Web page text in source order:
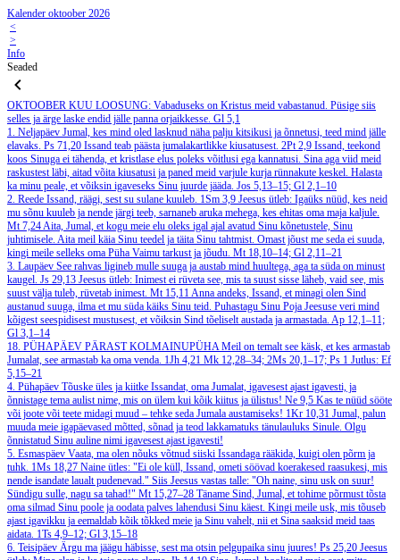
Kalender oktoober 2026
<
>
Info
Seaded
OKTOOBER KUU LOOSUNG: Vabaduseks on Kristus meid vabastanud. Püsige siis
selles ja ärge laske endid jälle panna orjaikkesse. Gl 5,1
1. Neljapäev Jumal, kes mind oled lasknud näha palju kitsikusi ja õnnetusi, teed mind jälle
elavaks. Ps 71,20 Issand teab päästa jumalakartlikke kiusatusest. 2Pt 2,9 Issand, teekond
koos Sinuga ei tähenda, et kristlase elus poleks võitlusi ega kannatusi. Sina aga viid meid
raskustest läbi, aitad võita kiusatusi ja paned meid varjule kurja rünnakute keskel. Halasta
ka minu peale, et võiksin igaveseks Sinu juurde jääda. Jos 5,13–15; Gl 2,1–10
2. Reede Issand, räägi, sest su sulane kuuleb. 1Sm 3,9 Jeesus ütleb: Igaüks nüüd, kes neid
mu sõnu kuuleb ja nende järgi teeb, sarnaneb aruka mehega, kes ehitas oma maja kaljule.
Mt 7,24Aita, Jumal, et kogu meie elu oleks igal ajal avatud Sinu kõnetustele, Sinu
juhtimisele. Aita meil käia Sinu teedel ja täita Sinu tahtmist. Omast jõust me seda ei suuda,
kingi meile selleks oma Püha Vaimu tarkust ja jõudu. Mt 18,10–14; Gl 2,11–21
3. Laupäev See rahvas ligineb mulle suuga ja austab mind huultega, aga ta süda on minust
kaugel. Js 29,13 Jeesus ütleb: Inimest ei rüveta see, mis ta suust sisse läheb, vaid see, mis
suust välja tuleb, rüvetab inimest. Mt 15,11Anna andeks, Issand, et minagi olen Sind
austanud suuga, ilma et mu süda käiks Sinu teid. Puhastagu Sinu Poja Jeesuse veri mind
kõigest seespidisest mustusest, et võiksin Sind tõeliselt austada ja armastada. Ap 12,1–11;
Gl 3,1–14
18. PÜHAPÄEV PÄRAST KOLMAINUPÜHAMeil on temalt see käsk, et kes armastab
Jumalat, see armastab ka oma venda. 1Jh 4,21 Mk 12,28–34; 2Ms 20,1–17; Ps 1 Jutlus: Ef
5,15–21
4. Pühapäev Tõuske üles ja kiitke Issandat, oma Jumalat, igavesest ajast igavesti, ja
õnnistage tema aulist nime, mis on ülem kui kõik kiitus ja ülistus! Ne 9,5 Kas te nüüd sööte
või joote või teete midagi muud – tehke seda Jumala austamiseks! 1Kr 10,31 Jumal, palun
muuda meie igapäevased mõtted, sõnad ja teod lakkamatuks tänulauluks Sinule. Olgu
õnnistatud Sinu auline nimi igavesest ajast igavesti!
5. Esmaspäev Vaata, ma olen nõuks võtnud siiski Issandaga rääkida, kuigi olen põrm ja
tuhk. 1Ms 18,27 Naine ütles: "Ei ole küll, Issand, ometi söövad koerakesed raasukesi, mis
nende isandate laualt pudenevad." Siis Jeesus vastas talle: "Oh naine, sinu usk on suur!
Sündigu sulle, nagu sa tahad!" Mt 15,27–28 Täname Sind, Jumal, et tohime põrmust tõsta
oma silmad Sinu poole ja oodata palves lahendusi Sinu käest. Kingi meile usk, mis tõuseb
ajast igavikku ja eemaldab kõik tõkked meie ja Sinu vahelt, nii et Sina saaksid meid taas
aidata. 1Ts 4,9–12; Gl 3,15–18
6. Teisipäev Ärgu ma jäägu häbisse, sest ma otsin pelgupaika sinu juures! Ps 25,20 Jeesus